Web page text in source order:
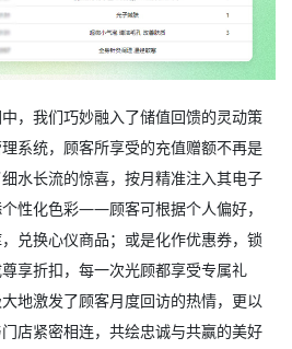
，我们巧妙融入了储值回馈的灵动策
系统，顾客所享受的充值赠额不再是
水长流的惊喜，按月精准注入其电子
性化色彩——顾客可根据个人偏好，
兑换心仪商品；或是化作优惠券，锁
享折扣，每一次光顾都享受专属礼
地激发了顾客月度回访的热情，更以
店紧密相连，共绘忠诚与共赢的美好